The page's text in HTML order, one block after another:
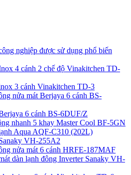
nghiệp được sử dụng phổ biến
4 cánh 2 chế độ Vinakitchen TD-
3 cánh Vinakitchen TD-3
nửa mát Berjaya 6 cánh BS-
6 cánh BS-6DUF/Z
nhanh 5 khay Master Cool BF-5GN
Aqua AQF-C310 (202L)
VH-255A2
nửa mát 6 cánh HRFE-187MAF
dàn lạnh đông Inverter Sanaky VH-